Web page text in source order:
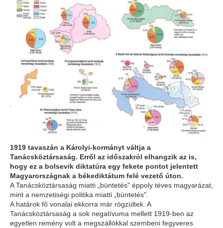
1919 tavaszán a Károlyi-kormányt váltja a
Tanácsköztársaság. Erről az időszakról elhangzik az is,
hogy ez a bolsevik diktatúra egy fekete pontot jelentett
Magyarországnak a békediktátum felé vezető úton.
A Tanácsköztársaság miatti „büntetés" éppoly téves magyarázat,
mint a nemzetiségi politika miatti „büntetés".
A határok fő vonalai ekkorra már rögzültek. A
Tanácsköztársaság a sok negatívuma mellett 1919-ben az
egyetlen remény volt a megszállókkal szembeni fegyveres